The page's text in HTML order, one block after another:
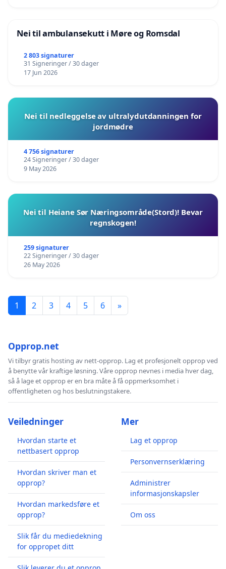
Nei til ambulansekutt i Møre og Romsdal
2 803 signaturer
31 Signeringer / 30 dager
17 Jun 2026
Nei til nedleggelse av ultralydutdanningen for
jordmødre
4 756 signaturer
24 Signeringer / 30 dager
9 May 2026
Nei til Heiane Sør Næringsområde(Stord)! Bevar
regnskogen!
259 signaturer
22 Signeringer / 30 dager
26 May 2026
1 2 3 4 5 6 »
Opprop.net
Vi tilbyr gratis hosting av nett-opprop. Lag et profesjonelt opprop ved
å benytte vår kraftige løsning. Våre opprop nevnes i media hver dag,
så å lage et opprop er en bra måte å få oppmerksomhet i
offentligheten og hos beslutningstakere.
Veiledninger
Hvordan starte et
nettbasert opprop
Hvordan skriver man et
opprop?
Hvordan markedsføre et
opprop?
Slik får du mediedekning
for oppropet ditt
Mer
Lag et opprop
Personvernserklæring
Administrer
informasjonskapsler
Om oss